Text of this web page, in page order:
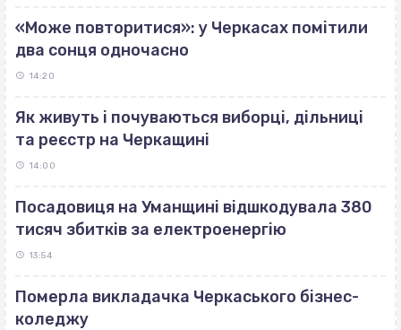
«Може повторитися»: у Черкасах помітили
два сонця одночасно
14:20
Як живуть і почуваються виборці, дільниці
та реєстр на Черкащині
14:00
Посадовиця на Уманщині відшкодувала 380
тисяч збитків за електроенергію
13:54
Померла викладачка Черкаського бізнес-
коледжу